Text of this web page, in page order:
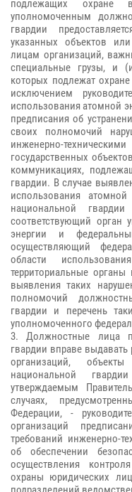
подлежащих охране
уполномоченным
гвардии
указанных объектов
лицам организаций,
специальные грузы, и
которых подлежат
исключением
использования атомной
предписания об
своих полномочий
инженерно-
государственных
коммуникациях,
гвардии. В случае
использования
национальной
соответствующий орган
энергии и
осуществляющий
области
территориальные
выявления таких
полномочий
гвардии и перечень
уполномоченного
3. Должностные лица
гвардии вправе
организаций,
национальной
утверждаемым
случаях,
Федерации, -
организаций
требований инженерно-
об обеспечении
осуществления
охраны юридических